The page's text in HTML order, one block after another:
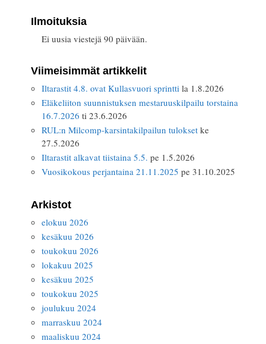
Ilmoituksia
Ei uusia viestejä 90 päivään.
Viimeisimmät artikkelit
Iltarastit 4.8. ovat Kullasvuori sprintti la 1.8.2026
Eläkeliiton suunnistuksen mestaruuskilpailu torstaina
16.7.2026 ti 23.6.2026
RUL:n Milcomp-karsintakilpailun tulokset ke
27.5.2026
Iltarastit alkavat tiistaina 5.5. pe 1.5.2026
Vuosikokous perjantaina 21.11.2025 pe 31.10.2025
Arkistot
elokuu 2026
kesäkuu 2026
toukokuu 2026
lokakuu 2025
kesäkuu 2025
toukokuu 2025
joulukuu 2024
marraskuu 2024
maaliskuu 2024